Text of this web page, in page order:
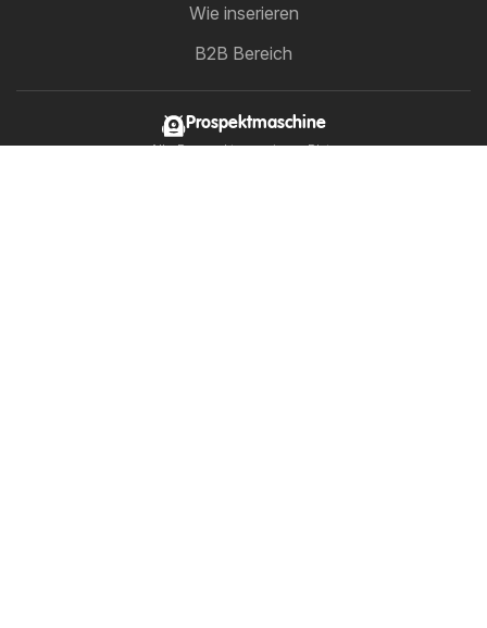
Wie inserieren
B2B Bereich
Prospektmaschine
Alle Prospekte an einem Platz